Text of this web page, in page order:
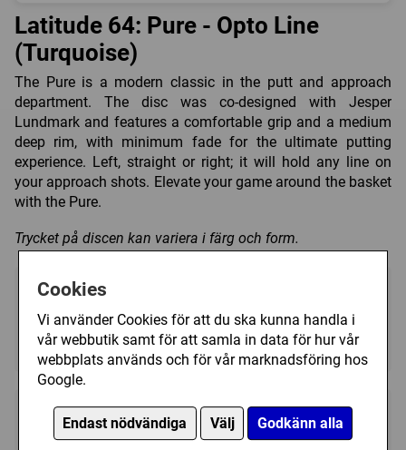
Cookies
Vi använder Cookies för att du ska kunna handla i
vår webbutik samt för att samla in data för hur vår
webbplats används och för vår marknadsföring hos
Google.
Endast nödvändiga Välj Godkänn alla
Latitude 64: Pure - Opto Line
(Turquoise)
The Pure is a modern classic in the putt and approach
department. The disc was co-designed with Jesper
Lundmark and features a comfortable grip and a medium
deep rim, with minimum fade for the ultimate putting
experience. Left, straight or right; it will hold any line on
your approach shots. Elevate your game around the basket
with the Pure.
Trycket på discen kan variera i färg och form.
Välj färg:
Turquoise - I lager ▼
189 kr Köp